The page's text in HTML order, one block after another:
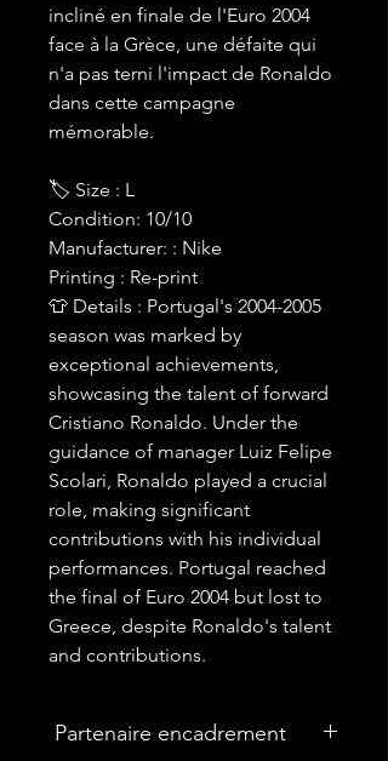
incliné en finale de l'Euro 2004
face à la Grèce, une défaite qui
n'a pas terni l'impact de Ronaldo
dans cette campagne
mémorable.
🏷 Size : L
Condition: 10/10
Manufacturer: : Nike
Printing : Re-print
👕 Details : Portugal's 2004-2005
season was marked by
exceptional achievements,
showcasing the talent of forward
Cristiano Ronaldo. Under the
guidance of manager Luiz Felipe
Scolari, Ronaldo played a crucial
role, making significant
contributions with his individual
performances. Portugal reached
the final of Euro 2004 but lost to
Greece, despite Ronaldo's talent
and contributions.
Partenaire encadrement